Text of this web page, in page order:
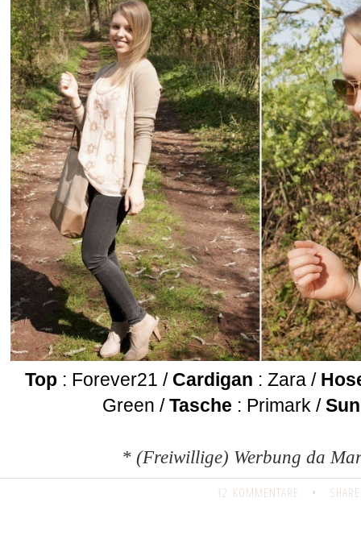
Top : Forever21 / Cardigan : Zara /
Green /Tasche : Primark /
* (Freiwillige) Werbung da
12 KOMMENTARE •